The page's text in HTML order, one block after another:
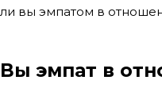
ли вы эмпатом в
Вы эмпат в